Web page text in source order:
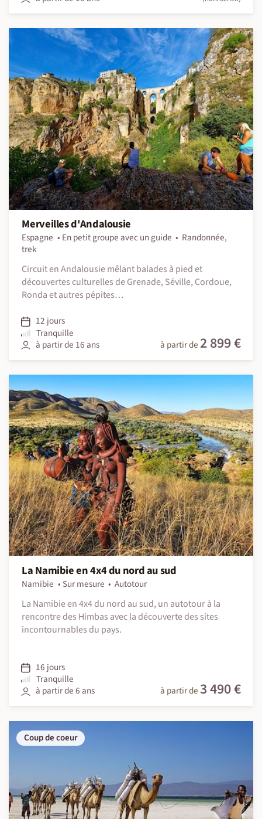
Merveilles d'Andalousie
Espagne En petit groupe avec un guide
Randonnée,
trek
Circuit en Andalousie mêlant balades à pied et
découvertes culturelles de Grenade, Séville, Cordoue,
Ronda et autres pépites…
12 jours
Tranquille
à partir de 16 ans
à partir de 2 899 €
La Namibie en 4x4 du nord au sud
Namibie Sur mesure
Autotour
La Namibie en 4x4 du nord au sud, un autotour à la
rencontre des Himbas avec la découverte des sites
incontournables du pays.
16 jours
Tranquille
à partir de 6 ans
à partir de 3 490 €
Coup de coeur